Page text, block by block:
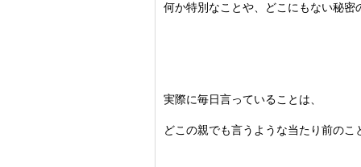
何か特別なことや、 どこにもない秘密
実際に毎日言っていることは、
どこの親でも言うような当たり前のこ